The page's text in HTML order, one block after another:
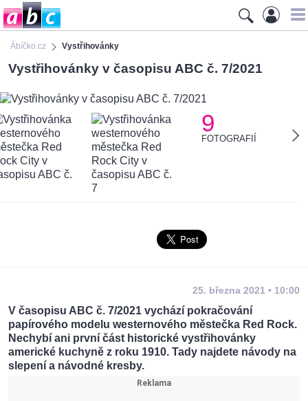
Ábíčko.cz Vystřihovánky
Vystřihovánky v časopisu ABC č. 7/2021
9
FOTOGRAFIÍ
25. března 2021 • 10:00
V časopisu ABC č. 7/2021 vychází pokračování
papírového modelu westernového městečka Red Rock.
Nechybí ani první část historické vystřihovánky
americké kuchyně z roku 1910. Tady najdete návody na
slepení a návodné kresby.